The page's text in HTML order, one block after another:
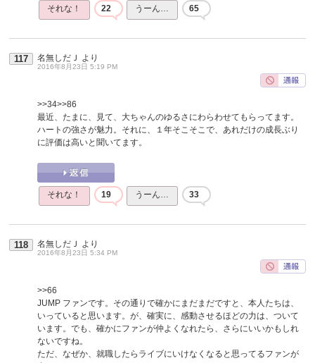
それな！ 22 うーん… 65
117 名無しだＪ より
2016年8月23日 5:19 PM
>>34>>86
最近、たまに、見て、大ちゃんのゆるさにわらわせてもらってます。
ハートの強さが魅力。それに、１年そこそこで、あれだけの成長ぶり
に評価は高いと聞いてます。
それな！ 19 うーん… 33
118 名無しだＪ より
2016年8月23日 5:34 PM
>>66
JUMP ファンです。その通りで確かにまだまだですと、本人たちは、
いっていると思います。が、確実に、感動させるほどの力は、ついて
います。でも、確かにファンが仲よくなれたら、さらにいいかもしれ
ないですね。
ただ、なぜか、就職したらライブにいけなくなると思ってるファンが